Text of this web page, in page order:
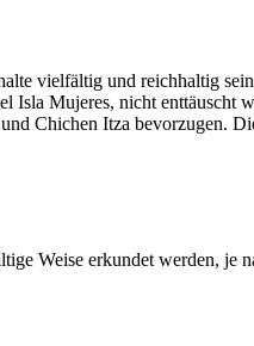
vielfältig und reichhaltig
Isla Mujeres, nicht enttäuscht
Chichen Itza bevorzugen.
Weise erkundet werden, je